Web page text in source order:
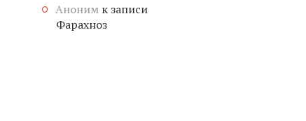
Аноним к записи
Фарахноз